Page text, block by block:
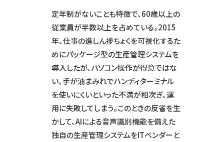
定年制がないことも特徴で、60歳以上の
従業員が半数以上を占めている。2015
年、仕事の進しん捗ちょくを可視化するた
めにパッケージ型の生産管理システムを
導入したが、パソコン操作が得意ではな
い、手が油まみれでハンディターミナル
を使いにくいといった不満が相次ぎ、運
用に失敗してしまう。このときの反省を生
かして、AIによる音声識別機能を備えた
独自の生産管理システムをITベンダーと